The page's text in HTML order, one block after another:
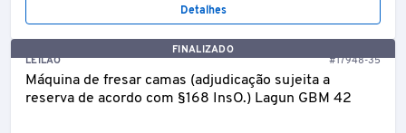
Detalhes
FINALIZADO
LEILÃO
#17948-35
Máquina de fresar camas (adjudicação sujeita a
reserva de acordo com §168 InsO.) Lagun GBM 42